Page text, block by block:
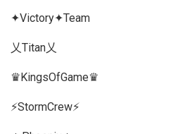
✦Victory✦Team
乂Titan乂
♛KingsOfGame♛
⚡StormCrew⚡